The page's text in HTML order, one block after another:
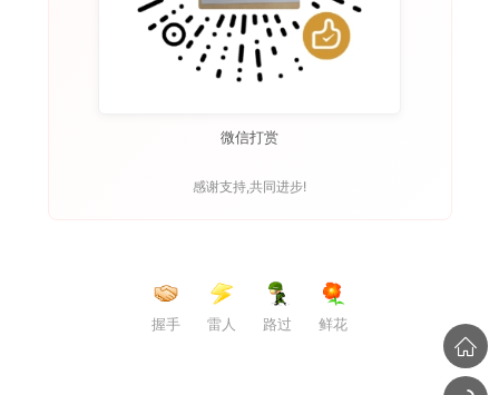
微信打赏
感谢支持,共同进步!
握手 雷人 路过 鲜花